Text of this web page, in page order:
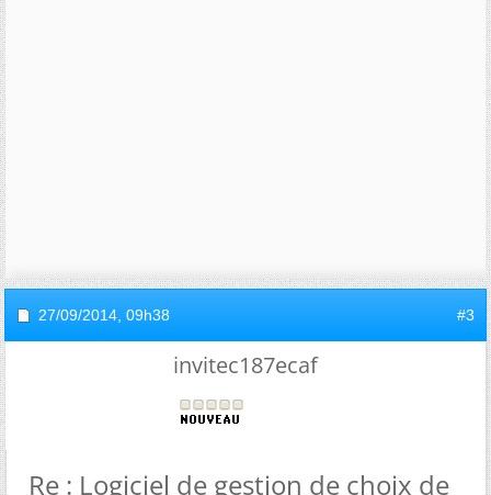
27/09/2014, 09h38 #3
invitec187ecaf
Re : Logiciel de gestion de choix de